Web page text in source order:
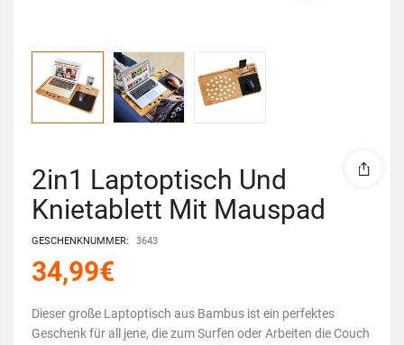
2in1 Laptoptisch Und
Knietablett Mit Mauspad
GESCHENKNUMMER: 3643
34,99€
Dieser große Laptoptisch aus Bambus ist ein perfektes
Geschenk für all jene, die zum Surfen oder Arbeiten die Couch